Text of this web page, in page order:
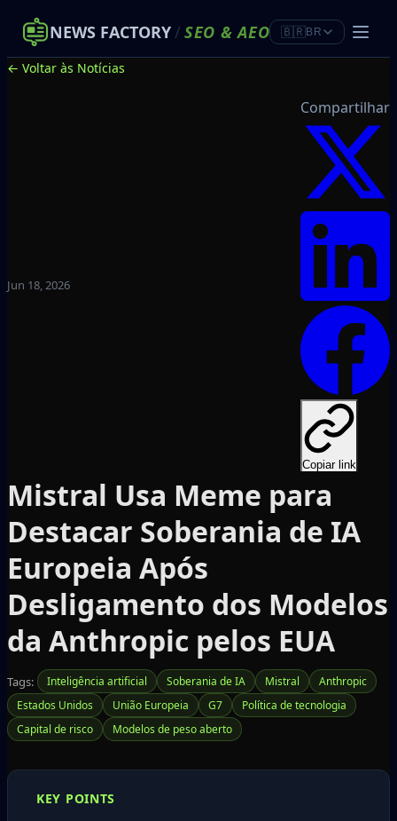
NEWS FACTORY/ SEO &AEO 🇧🇷BR
← Voltar às Notícias
Jun 18, 2026
Compartilhar
Copiar link
Mistral Usa Meme para
Destacar Soberania de IA
Europeia Após
Desligamento dos Modelos
da Anthropic pelos EUA
Tags: Inteligência artificial Soberania de IA Mistral
Anthropic
Estados Unidos
União Europeia G7
Política de tecnologia
Capital de risco
Modelos de peso aberto
KEY POINTS